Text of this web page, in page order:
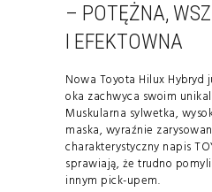
– POTĘŻNA,
I EFEKTOWNA
Nowa Toyota Hilux Hybryd
oka zachwyca swoim
Muskularna sylwetka,
maska, wyraźnie
charakterystyczny napis
sprawiają, że trudno
innym pick-upem.